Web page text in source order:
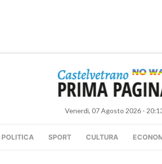
Venerdì, 07 Agosto 2026 -
POLITICA SPORT CULTURA